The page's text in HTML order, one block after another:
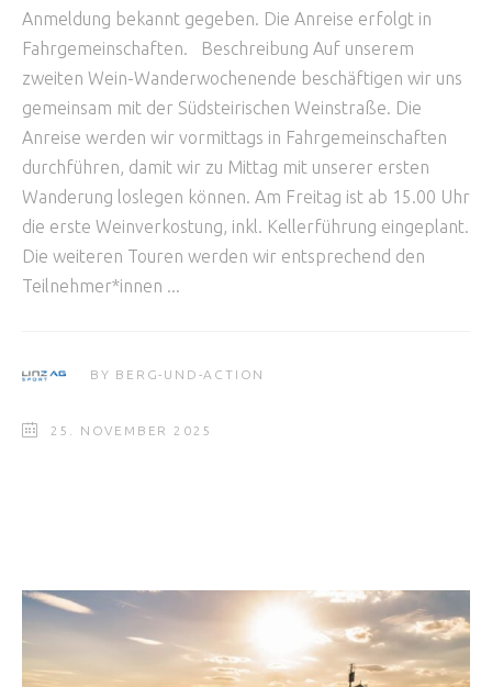
Anmeldung bekannt gegeben. Die Anreise erfolgt in
Fahrgemeinschaften. Beschreibung Auf unserem
zweiten Wein-Wanderwochenende beschäftigen wir uns
gemeinsam mit der Südsteirischen Weinstraße. Die
Anreise werden wir vormittags in Fahrgemeinschaften
durchführen, damit wir zu Mittag mit unserer ersten
Wanderung loslegen können. Am Freitag ist ab 15.00 Uhr
die erste Weinverkostung, inkl. Kellerführung eingeplant.
Die weiteren Touren werden wir entsprechend den
Teilnehmer*innen
BY BERG-UND-ACTION
25. NOVEMBER 2025